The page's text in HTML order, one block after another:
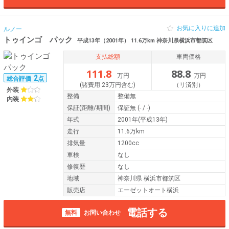
ルノー
トゥインゴ パック 平成13年（2001年） 11.6万km 神奈川県横浜市都筑区
お気に入りに追加
総合評価 2点
外装
内装
支払総額
111.8
万円
(諸費用 23万円含む)
車両価格
88.8 万円
（リ済別）
整備
整備無
保証(距離/期間) 保証無 (- / -)
年式
2001年(平成13年)
走行
11.6万km
排気量
1200cc
車検
なし
修復歴
なし
地域
神奈川県 横浜市都筑区
販売店
エーゼットオート横浜
無料 お問い合わせ 電話する